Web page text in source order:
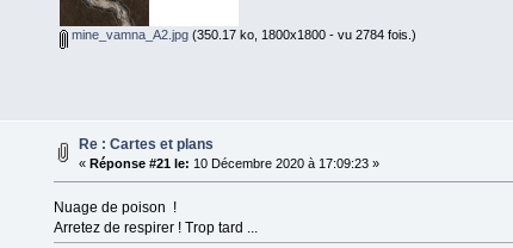
mine_vamna_A2.jpg (350.17 ko, 1800x1800 - vu 2784 fois.)
Re : Cartes et plans
«Réponse #21 le: 10 Décembre 2020 à 17:09:23 »
Nuage de poison !
Arretez de respirer ! Trop tard ...